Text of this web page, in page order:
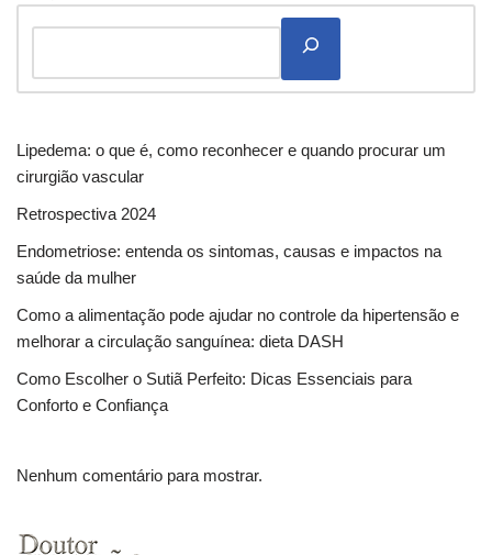
Lipedema: o que é, como reconhecer e quando procurar um
cirurgião vascular
Retrospectiva 2024
Endometriose: entenda os sintomas, causas e impactos na
saúde da mulher
Como a alimentação pode ajudar no controle da hipertensão e
melhorar a circulação sanguínea: dieta DASH
Como Escolher o Sutiã Perfeito: Dicas Essenciais para
Conforto e Confiança
Nenhum comentário para mostrar.